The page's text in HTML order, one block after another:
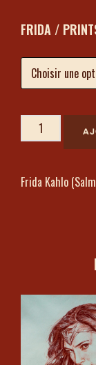
FRIDA /
Frida Kahlo